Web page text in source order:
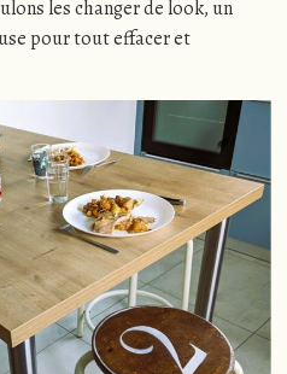
les changer de look, un
pour tout effacer et